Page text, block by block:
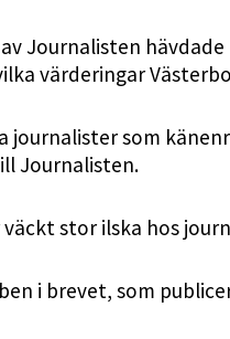
Journalisten
värderingar
journalister som
Journalisten.
stor ilska hos
i brevet, som